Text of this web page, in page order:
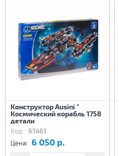
Конструктор Ausini "
Космический корабль 1758
детали
Код: 61461
Цена: 6 050 р.